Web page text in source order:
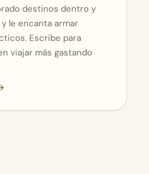
destinos dentro y
le encanta armar
Escribe para
viajar más gastando